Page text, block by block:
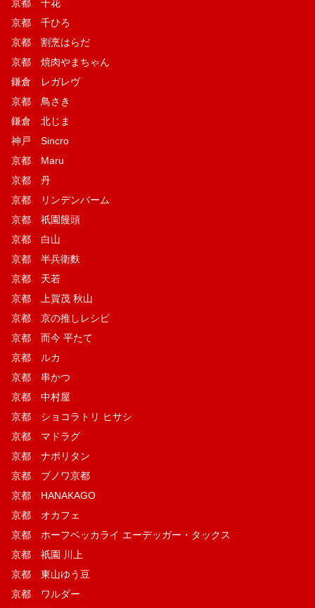
京都 千花
京都 千ひろ
京都 割烹はらだ
京都 焼肉やまちゃん
鎌倉 レガレヴ
京都 鳥さき
鎌倉 北じま
神戸 Sincro
京都 Maru
京都 丹
京都 リンデンバーム
京都 祇園饅頭
京都 白山
京都 半兵衛麩
京都 天若
京都 上賀茂 秋山
京都 京の推しレシピ
京都 而今 平たて
京都 ルカ
京都 串かつ
京都 中村屋
京都 ショコラトリ ヒサシ
京都 マドラグ
京都 ナポリタン
京都 ブノワ京都
京都 HANAKAGO
京都 オカフェ
京都 ホーフベッカライ エーデッガー・タックス
京都 祇園 川上
京都 東山ゆう豆
京都 ワルダー